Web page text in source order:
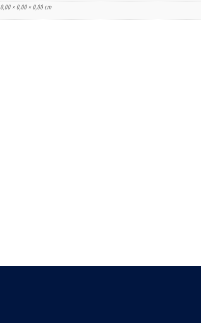
0,00 × 0,00 × 0,00 cm